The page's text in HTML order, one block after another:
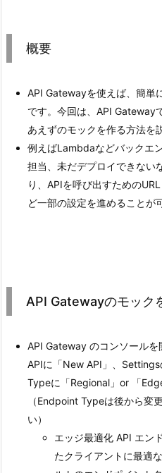
概要
API Gatewayを使えば、簡単
です。今回は、API Gateway
あえずのモックを作る方法を
例えばLambdaなどバックエ
担当、未だデプロイできない
り、APIを呼び出すための
ど一部の設定を進めることが
API Gatewayのモック
API Gateway のコンソールを
APIに「New API」、
Typeに「Regional」or 「
（Endpoint Typeは後から変
い）
エッジ最適化 API エン
たクライアントに最適